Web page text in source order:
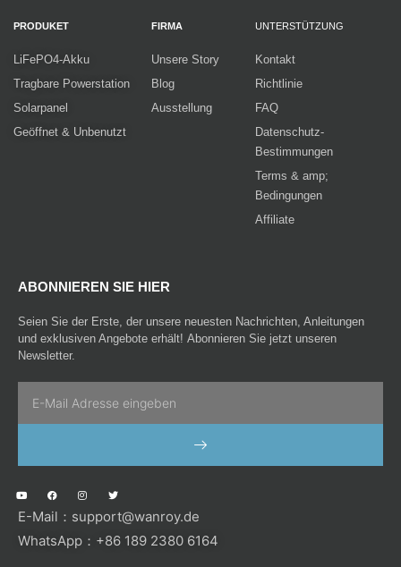
PRODUKET
LiFePO4-Akku
Tragbare Powerstation
Solarpanel
Geöffnet & Unbenutzt
FIRMA
Unsere Story
Blog
Ausstellung
UNTERSTÜTZUNG
Kontakt
Richtlinie
FAQ
Datenschutz-
Bestimmungen
Terms & amp;
Bedingungen
Affiliate
ABONNIEREN SIE HIER
Seien Sie der Erste, der unsere neuesten Nachrichten, Anleitungen
und exklusiven Angebote erhält! Abonnieren Sie jetzt unseren
Newsletter.
SENDEN
o
t
b
e
a
e
o
o
n
t
g
r
w
t
e
r
E-Mail： support@wanroy.de
WhatsApp：+86 189 2380 6164